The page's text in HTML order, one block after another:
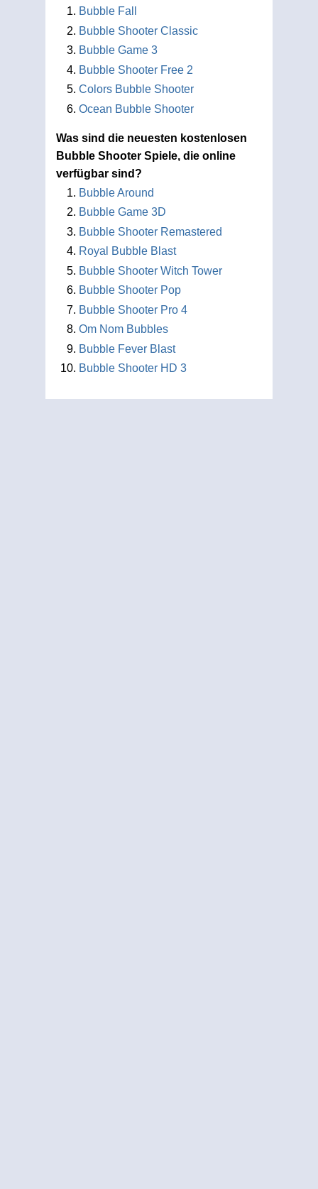
Bubble Fall
Bubble Shooter Classic
Bubble Game 3
Bubble Shooter Free 2
Colors Bubble Shooter
Ocean Bubble Shooter
Was sind die neuesten kostenlosen
Bubble Shooter Spiele, die online
verfügbar sind?
Bubble Around
Bubble Game 3D
Bubble Shooter Remastered
Royal Bubble Blast
Bubble Shooter Witch Tower
Bubble Shooter Pop
Bubble Shooter Pro 4
Om Nom Bubbles
Bubble Fever Blast
Bubble Shooter HD 3